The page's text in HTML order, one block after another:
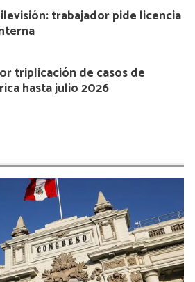
trabajador pide licencia
triplicación de casos de
hasta julio 2026